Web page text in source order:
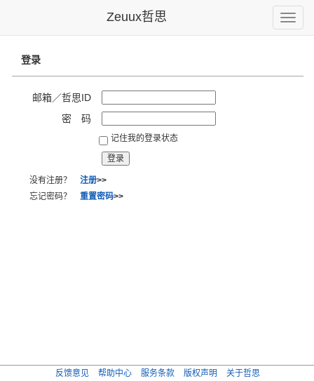
Toggle
Zeuux哲思
登录
邮箱／哲思ID
密 码
记住我的登录状态
没有注册？ 注册>>
忘记密码？ 重置密码>>
反馈意见 帮助中心 服务条款 版权声明
关于哲思